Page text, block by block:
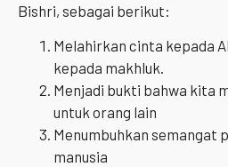
Bishri, sebagai berikut:
Melahirkan cinta kepada
kepada makhluk.
Menjadi bukti bahwa kita
untuk orang lain
Menumbuhkan semangat
manusia